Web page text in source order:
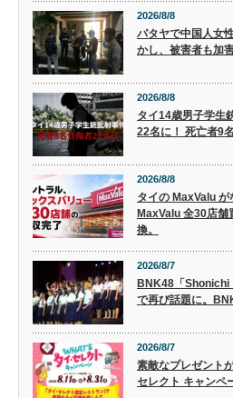
2026/8/8
パタヤで中国人女
かし、被害者も加
2026/8/8
タイ14歳男子学生
22名に！ 死亡者9
2026/8/8
タイの MaxValu が
MaxValu 全30店舗
換。
2026/8/7
BNK48「Shonichi
で再び話題に。
2026/8/7
素敵なプレゼント
セレクト キャンペ